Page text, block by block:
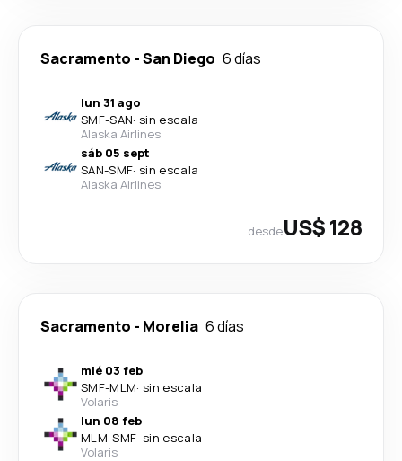
Sacramento -San Diego 6 días
lun 31 ago
SMF-SAN· sin escala
Alaska Airlines
sáb 05 sept
SAN-SMF· sin escala
Alaska Airlines
desdeUS$ 128
Sacramento - Morelia 6 días
mié 03 feb
SMF-MLM· sin escala
Volaris
lun 08 feb
MLM-SMF· sin escala
Volaris